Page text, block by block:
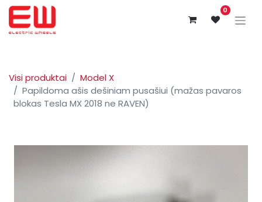
0
Visi produktai
Model X
Papildoma ašis dešiniam pusašiui (mažas pavaros
blokas Tesla MX 2018 ne RAVEN)